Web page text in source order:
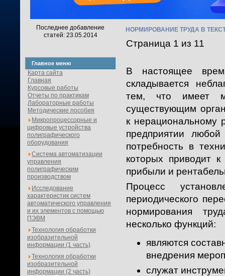
Последнее добавление
статей: 23.05.2014
Главное меню
Карта сайта
Главная
Курсовые работы
Отчеты по практикам
Лабораторные работы
Методические пособия
Микропроцессорные и
цифровые устройства
полиграфического
оборудования
Система автоматизации
управления
полиграфическим
производством
Исследование
характеристик систем
автоматического управления
и их элементов с помощью
ПЭВМ
Технология обработки
изобразительной
информации (1 часть)
Технология обработки
изобразительной
информации (2 часть)
НОРМИРОВАНИЕ ТРУДА В
Страница 1 из 11
В настоящее
складывается
тем, что имеет
существующим
к нерациональному
предприятии любой
потребность в
которых приводит
прибыли и
Процесс
периодического
нормирования
несколько функций:
являются
внедрения
служат